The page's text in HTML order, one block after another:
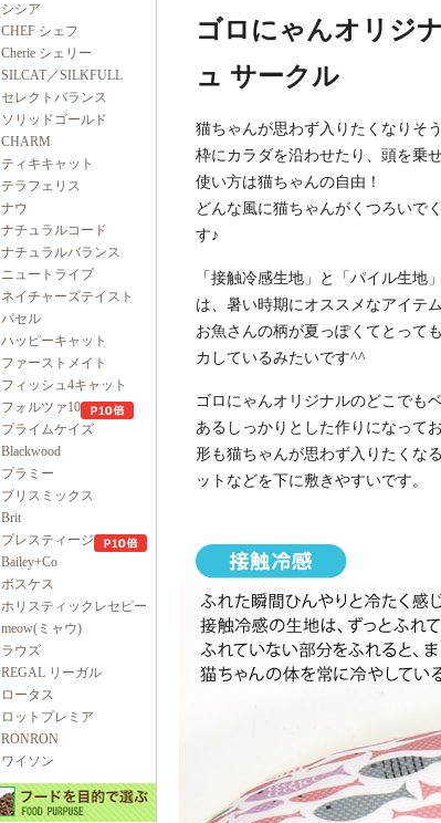
シシア
CHEF シェフ
Cherie シェリー
SILCAT／SILKFULL
セレクトバランス
ソリッドゴールド
CHARM
ティキキャット
テラフェリス
ナウ
ナチュラルコード
ナチュラルバランス
ニュートライプ
ネイチャーズテイスト
バセル
ハッピーキャット
ファーストメイト
フィッシュ4キャット
フォルツァ10
プライムケイズ
Blackwood
プラミー
ブリスミックス
Brit
プレスティージ
Bailey+Co
ボスケス
ホリスティックレセピー
meow(ミャウ)
ラウズ
REGAL リーガル
ロータス
ロットプレミア
RONRON
ワイソン
ゴロにゃんオリジ
ュ サークル
猫ちゃんが思わず入りたくなりそ
枠にカラダを沿わせたり、頭を乗
使い方は猫ちゃんの自由！
どんな風に猫ちゃんがくつろいで
す♪
「接触冷感生地」と「パイル生地
は、暑い時期にオススメなアイテム
お魚さんの柄が夏っぽくてとって
カしているみたいです^^
ゴロにゃんオリジナルのどこでも
あるしっかりとした作りになってお
形も猫ちゃんが思わず入りたくな
ットなどを下に敷きやすいです。